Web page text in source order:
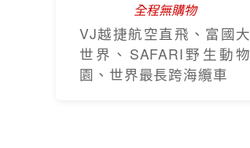
全程無購物
VJ越捷航空直飛、富國大
世界、SAFARI野生動物
園、世界最長跨海纜車